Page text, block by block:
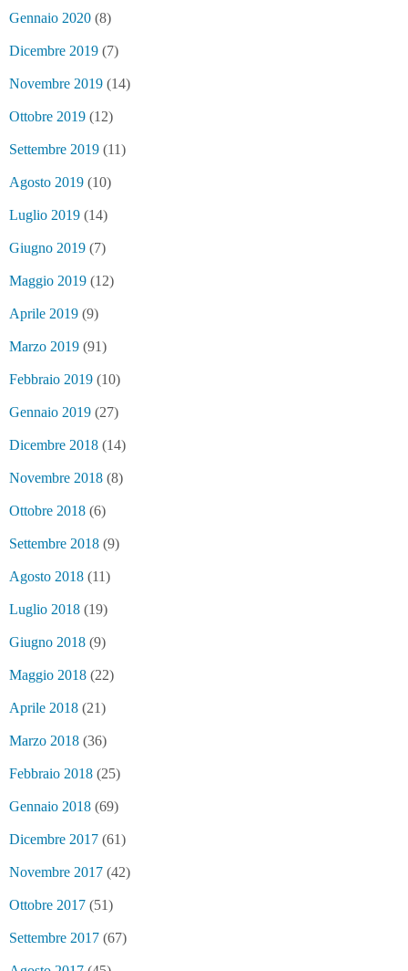
Gennaio 2020 (8)
Dicembre 2019 (7)
Novembre 2019 (14)
Ottobre 2019 (12)
Settembre 2019 (11)
Agosto 2019 (10)
Luglio 2019 (14)
Giugno 2019 (7)
Maggio 2019 (12)
Aprile 2019 (9)
Marzo 2019 (91)
Febbraio 2019 (10)
Gennaio 2019 (27)
Dicembre 2018 (14)
Novembre 2018 (8)
Ottobre 2018 (6)
Settembre 2018 (9)
Agosto 2018 (11)
Luglio 2018 (19)
Giugno 2018 (9)
Maggio 2018 (22)
Aprile 2018 (21)
Marzo 2018 (36)
Febbraio 2018 (25)
Gennaio 2018 (69)
Dicembre 2017 (61)
Novembre 2017 (42)
Ottobre 2017 (51)
Settembre 2017 (67)